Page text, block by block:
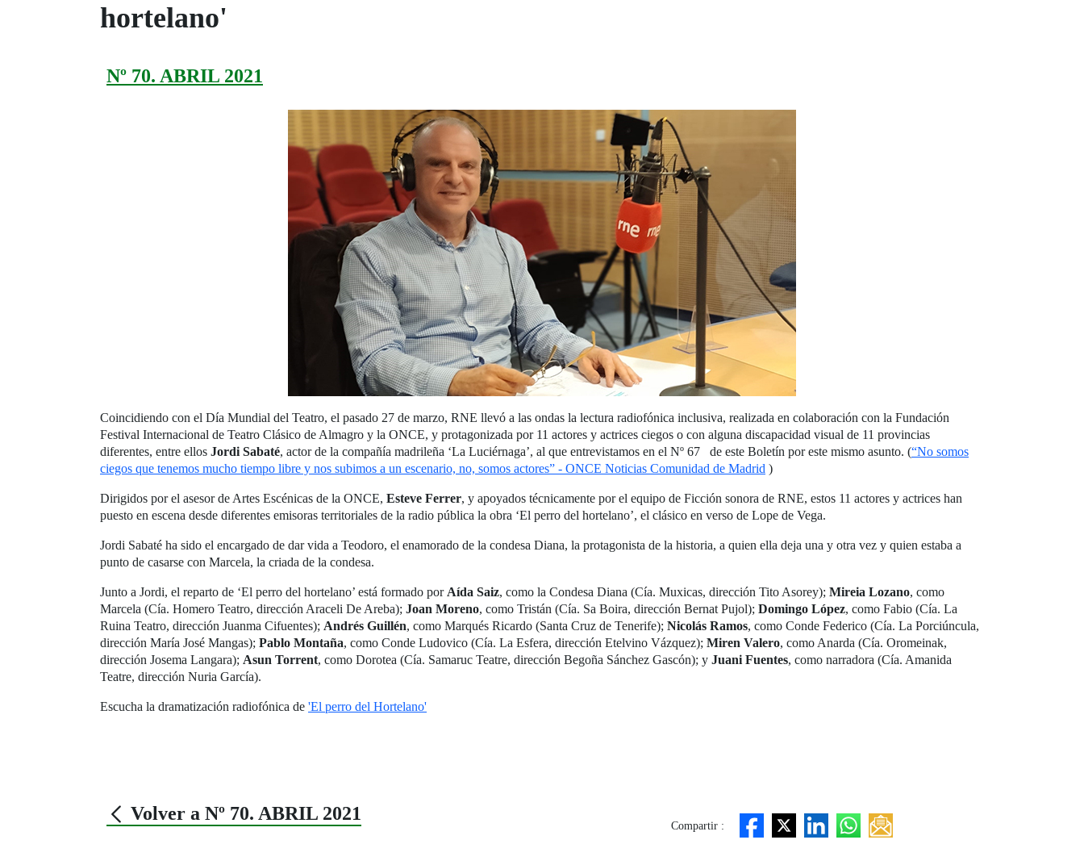
hortelano'
Nº 70. ABRIL 2021
Coincidiendo con el Día Mundial del Teatro, el pasado 27 de marzo, RNE llevó a las ondas la lectura radiofónica inclusiva, realizada en colaboración con la Fundación
Festival Internacional de Teatro Clásico de Almagro y la ONCE, y protagonizada por 11 actores y actrices ciegos o con alguna discapacidad visual de 11 provincias
diferentes, entre ellos Jordi Sabaté, actor de la compañía madrileña ‘La Luciérnaga’, al que entrevistamos en el Nº 67 de este Boletín por este mismo asunto. (“No somos
ciegos que tenemos mucho tiempo libre y nos subimos a un escenario, no, somos actores” - ONCE Noticias Comunidad de Madrid )
Dirigidos por el asesor de Artes Escénicas de la ONCE, Esteve Ferrer, y apoyados técnicamente por el equipo de Ficción sonora de RNE, estos 11 actores y actrices han
puesto en escena desde diferentes emisoras territoriales de la radio pública la obra ‘El perro del hortelano’, el clásico en verso de Lope de Vega.
Jordi Sabaté ha sido el encargado de dar vida a Teodoro, el enamorado de la condesa Diana, la protagonista de la historia, a quien ella deja una y otra vez y quien estaba a
punto de casarse con Marcela, la criada de la condesa.
Junto a Jordi, el reparto de ‘El perro del hortelano’ está formado por Aída Saiz, como la Condesa Diana (Cía. Muxicas, dirección Tito Asorey); Mireia Lozano, como
Marcela (Cía. Homero Teatro, dirección Araceli De Areba); Joan Moreno, como Tristán (Cía. Sa Boira, dirección Bernat Pujol); Domingo López, como Fabio (Cía. La
Ruina Teatro, dirección Juanma Cifuentes); Andrés Guillén, como Marqués Ricardo (Santa Cruz de Tenerife); Nicolás Ramos, como Conde Federico (Cía. La Porciúncula,
dirección María José Mangas); Pablo Montaña, como Conde Ludovico (Cía. La Esfera, dirección Etelvino Vázquez); Miren Valero, como Anarda (Cía. Oromeinak,
dirección Josema Langara); Asun Torrent, como Dorotea (Cía. Samaruc Teatre, dirección Begoña Sánchez Gascón); y Juani Fuentes, como narradora (Cía. Amanida
Teatre, dirección Nuria García).
Escucha la dramatización radiofónica de 'El perro del Hortelano'
Volver a Nº 70. ABRIL 2021
Compartir :